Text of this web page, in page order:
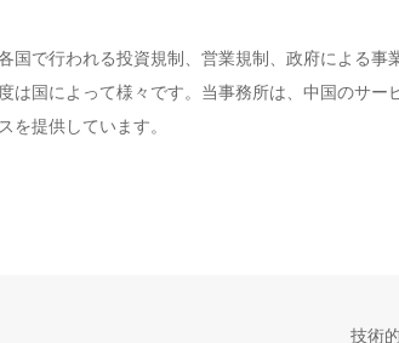
で行われる投資規制、営業規制、政府による事
国によって様々です。当事務所は、中国のサー
を提供しています。
技術